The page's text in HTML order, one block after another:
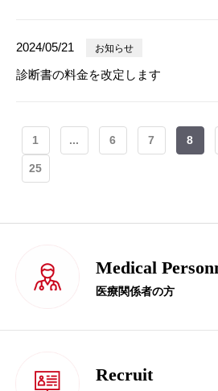
2024/05/21 お知らせ
診断書の料金を改定します
1 ... 6 7 8
25
Medical
医療関係者の方
Recruit